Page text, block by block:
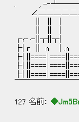
. , -
∠二二二
|| || |
|| || | ｜ //
┌ｒ‐ｒ
├| n || n | .n n
├|
├|
├|
127 名前：